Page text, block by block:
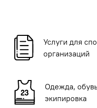
Услуги для
организаций
Одежда,
экипировка